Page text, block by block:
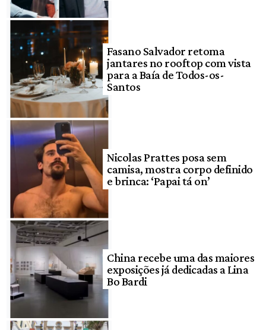
Fasano Salvador retoma
jantares no rooftop com vista
para a Baía de Todos-os-
Santos
Nicolas Prattes posa sem
camisa, mostra corpo definido
e brinca: ‘Papai tá on’
China recebe uma das maiores
exposições já dedicadas a Lina
Bo Bardi